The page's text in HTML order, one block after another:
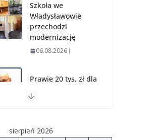
Szkoła we
Władysławowie
przechodzi
modernizację
06.08.2026
Prawie 20 tys. zł dla
Podwyżka mimo
04.08.2026
sierpień 2026